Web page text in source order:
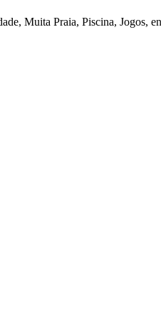
Muita Praia, Piscina, Jogos,